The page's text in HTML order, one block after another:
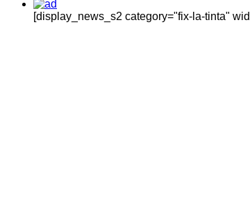
[display_news_s2 category="fix-la-tinta"